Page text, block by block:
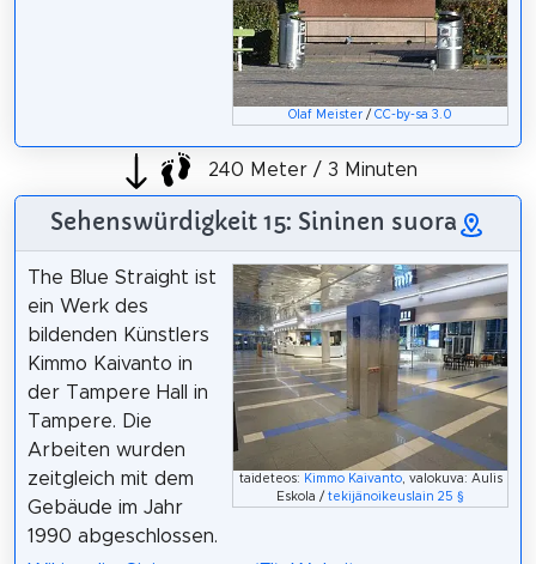
Olaf Meister /CC-by-sa 3.0
240 Meter / 3 Minuten
Sehenswürdigkeit 15: Sininen suora
taideteos: Kimmo Kaivanto, valokuva: Aulis
Eskola /tekijänoikeuslain 25 §
The Blue Straight ist
ein Werk des
bildenden Künstlers
Kimmo Kaivanto in
der Tampere Hall in
Tampere. Die
Arbeiten wurden
zeitgleich mit dem
Gebäude im Jahr
1990 abgeschlossen.